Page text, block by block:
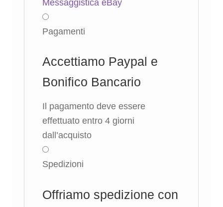
Messaggistica eBay
Pagamenti
Accettiamo Paypal e
Bonifico Bancario
Il pagamento deve essere
effettuato entro 4 giorni
dall’acquisto
Spedizioni
Offriamo spedizione con